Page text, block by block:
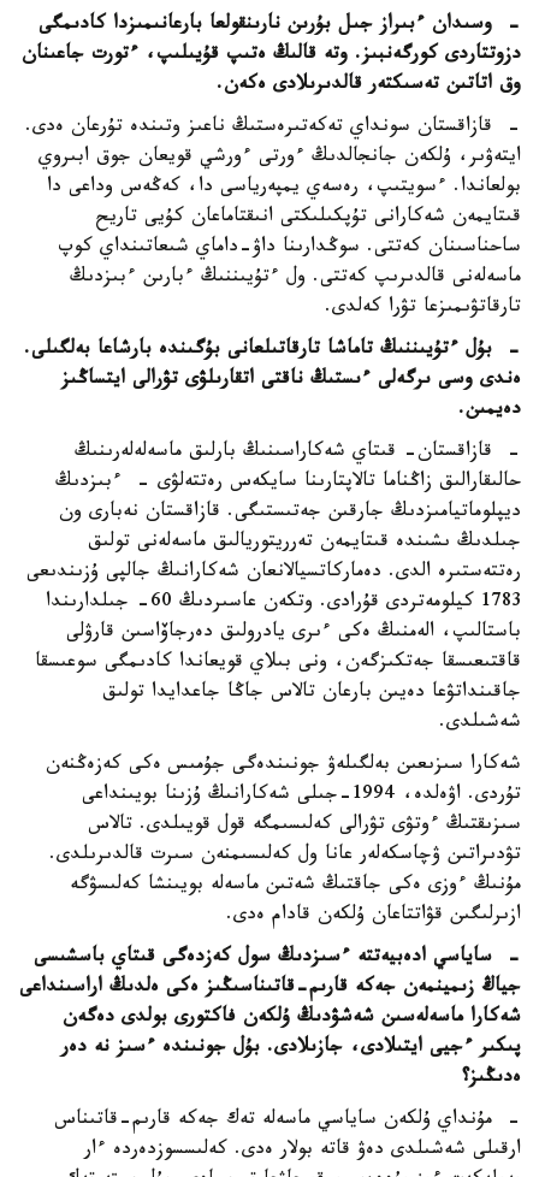
- وسىدان ءبىراز جىل بۇرىن نارىنقولعا بارعانىمىزدا كادىمگى
دزوتتاردى كورگەنبىز. وتە قالىڭ ەتىپ قۇيىلىپ، ءتورت جاعىنان
وق اتاتىن تەسىكتەر قالدىرىلادى ەكەن.
- قازاقستان سونداي تەكەتىرەستىڭ ناعىز وتىندە تۇرعان ەدى.
ايتەۋىر، ۇلكەن جانجالدىڭ ءورتى ءورشي قويعان جوق ابىروي
بولعاندا. ءسويتىپ، رەسەي يمپەرياسى دا، كەڭەس وداعى دا
قىتايمەن شەكارانى تۇپكىلىكتى انىقتاماعان كۇيى تاريح
ساحناسىنان كەتتى. سوڭدارىنا داۋ-داماي شىعاتىنداي كوپ
ماسەلەنى قالدىرىپ كەتتى. ول ءتۇيىننىڭ ءبارىن ءبىزدىڭ
تارقاتۋىمىزعا تۋرا كەلدى.
- بۇل ءتۇيىننىڭ تاماشا تارقاتىلعانى بۇگىندە بارشاعا بەلگىلى.
ەندى وسى ىرگەلى ءىستىڭ ناقتى اتقارىلۋى تۋرالى ايتساڭىز
دەيمىن.
- قازاقستان- قىتاي شەكاراسىنىڭ بارلىق ماسەلەلەرىنىڭ
حالىقارالىق زاڭناما تالاپتارىنا سايكەس رەتتەلۋى - ءبىزدىڭ
ديپلوماتيامىزدىڭ جارقىن جەتىستىگى. قازاقستان نەبارى ون
جىلدىڭ ىشىندە قىتايمەن تەرريتوريالىق ماسەلەنى تولىق
رەتتەستىرە الدى. دەماركاتسيالانعان شەكارانىڭ جالپى ۇزىندىعى
1783 كيلومەتردى قۇرادى. وتكەن عاسىردىڭ 60- جىلدارىندا
باستالىپ، الەمنىڭ ەكى ءىرى يادرولىق دەرجاۆاسىن قارۋلى
قاقتىعىسقا جەتكىزگەن، ونى بىلاي قويعاندا كادىمگى سوعىسقا
جاقىنداتۋعا دەيىن بارعان تالاس جاڭا جاعدايدا تولىق
شەشىلدى.
شەكارا سىزىعىن بەلگىلەۋ جونىندەگى جۇمىس ەكى كەزەڭنەن
تۇردى. اۋەلدە، 1994-جىلى شەكارانىڭ ۇزىنا بويىنداعى
سىزىقتىڭ ءوتۋى تۋرالى كەلىسىمگە قول قويىلدى. تالاس
تۋدىراتىن ۋچاسكەلەر عانا ول كەلىسىمنەن سىرت قالدىرىلدى.
مۇنىڭ ءوزى ەكى جاقتىڭ شەتىن ماسەلە بويىنشا كەلىسۋگە
ازىرلىگىن قۋاتتاعان ۇلكەن قادام ەدى.
- ساياسي ادەبيەتتە ءسىزدىڭ سول كەزدەگى قىتاي باسشىسى
جياڭ زىمينمەن جەكە قارىم-قاتىناسىڭىز ەكى ەلدىڭ اراسىنداعى
شەكارا ماسەلەسىن شەشۋدىڭ ۇلكەن فاكتورى بولدى دەگەن
پىكىر ءجيى ايتىلادى، جازىلادى. بۇل جونىندە ءسىز نە دەر
ەدىڭىز؟
- مۇنداي ۇلكەن ساياسي ماسەلە تەك جەكە قارىم-قاتىناس
ارقىلى شەشىلدى دەۋ قاتە بولار ەدى. كەلىسسوزدەردە ءار